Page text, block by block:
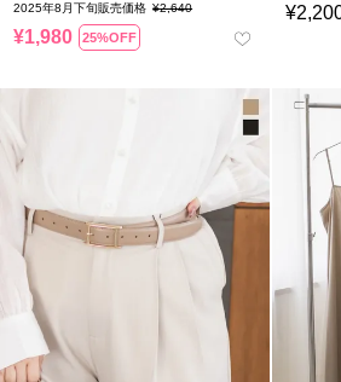
2025年8月下旬販売価格 ¥2,640
¥1,980 25%OFF
¥